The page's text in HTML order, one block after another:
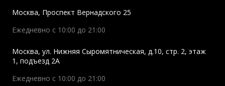
Москва, Проспект Вернадского 25
Ежедневно с 10:00 до 21:00
Москва, ул. Нижняя Сыромятническая, д.10, стр. 2, этаж
1, подъезд 2A
Ежедневно с 10:00 до 21:00